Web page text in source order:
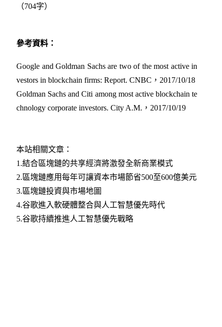
（704字）
參考資料：
Google and Goldman Sachs are two of the most active in
vestors in blockchain firms: Report. CNBC，2017/10/18
Goldman Sachs and Citi among most active blockchain te
chnology corporate investors. City A.M.，2017/10/19
本站相關文章：
1.結合區塊鏈的共享經濟將激發全新商業模式
2.區塊鏈應用每年可讓資本市場節省500至600億美元
3.區塊鏈投資與市場地圖
4.谷歌進入軟硬體整合與人工智慧優先時代
5.谷歌持續推進人工智慧優先戰略